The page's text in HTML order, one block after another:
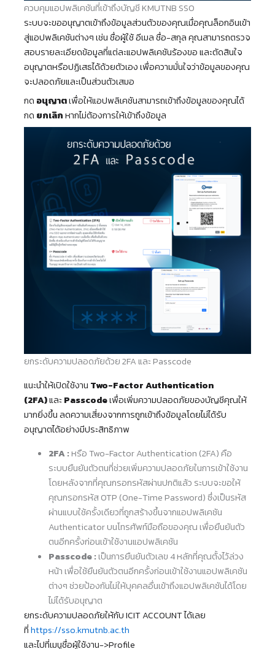
ควบคุมแอปพลิเคชันที่เข้าถึงบัญชี KMUTNB SSO
ระบบจะขออนุญาตเข้าถึงข้อมูลส่วนตัวของคุณเมื่อคุณล็อกอินเข้า
สู่แอปพลิเคชันต่างๆ เช่น ชื่อผู้ใช้ อีเมล ชื่อ-สกุล คุณสามารถตรวจ
สอบรายละเอียดข้อมูลที่แต่ละแอปพลิเคชันร้องขอ และตัดสินใจ
อนุญาตหรือปฏิเสธได้ด้วยตัวเอง เพื่อความมั่นใจว่าข้อมูลของคุณ
จะปลอดภัยและเป็นส่วนตัวเสมอ
กด อนุญาตเพื่อให้แอปพลิเคชันสามารถเข้าถึงข้อมูลของคุณได้
กด ยกเลิกหากไม่ต้องการให้เข้าถึงข้อมูล
ยกระดับความปลอดภัยด้วย 2FA และ Passcode
แนะนำให้เปิดใช้งาน Two-Factor Authentication
(2FA)และPasscodeเพื่อเพิ่มความปลอดภัยของบัญชีคุณให้
มากยิ่งขึ้น ลดความเสี่ยงจากการถูกเข้าถึงข้อมูลโดยไม่ได้รับ
อนุญาตได้อย่างมีประสิทธิภาพ
2FA :หรือ Two-Factor Authentication (2FA) คือ
ระบบยืนยันตัวตนที่ช่วยเพิ่มความปลอดภัยในการเข้าใช้งาน
โดยหลังจากที่คุณกรอกรหัสผ่านปกติแล้ว ระบบจะขอให้
คุณกรอกรหัส OTP (One-Time Password) ซึ่งเป็นรหัส
ผ่านแบบใช้ครั้งเดียวที่ถูกสร้างขึ้นจากแอปพลิเคชัน
Authenticator บนโทรศัพท์มือถือของคุณ เพื่อยืนยันตัว
ตนอีกครั้งก่อนเข้าใช้งานแอปพลิเคชัน
Passcode :เป็นการยืนยันตัวเลข 4 หลักที่คุณตั้งไว้ล่วง
หน้า เพื่อใช้ยืนยันตัวตนอีกครั้งก่อนเข้าใช้งานแอปพลิเคชัน
ต่างๆ ช่วยป้องกันไม่ให้บุคคลอื่นเข้าถึงแอปพลิเคชันได้โดย
ไม่ได้รับอนุญาต
ยกระดับความปลอดภัยให้กับ ICIT ACCOUNT ได้เลย
ที่https://sso.kmutnb.ac.th
และไปที่เมนูชื่อผู้ใช้งาน->Profile